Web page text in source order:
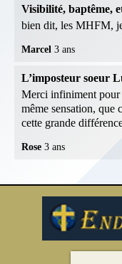
Visibilité, baptême,
bien dit, les MHFM,
Marcel 3 ans
L’imposteur soeur
Merci infiniment pour
même sensation, que
cette grande
Rose 3 ans